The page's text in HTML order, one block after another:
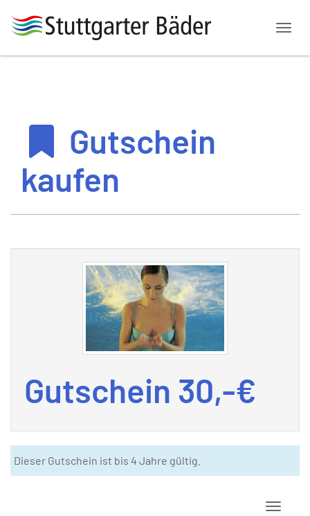
Gutschein
kaufen
Gutschein 30,-€
Dieser Gutschein ist bis 4 Jahre gültig.